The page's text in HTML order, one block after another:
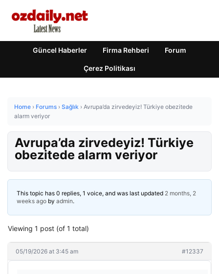
Güncel Haberler Firma Rehberi Forum
Çerez Politikası
Home › Forums › Sağlık › Avrupa’da zirvedeyiz! Türkiye obezitede
alarm veriyor
Avrupa’da zirvedeyiz! Türkiye
obezitede alarm veriyor
This topic has 0 replies, 1 voice, and was last updated 2 months, 2
weeks ago by admin.
Viewing 1 post (of 1 total)
05/19/2026 at 3:45 am #12337